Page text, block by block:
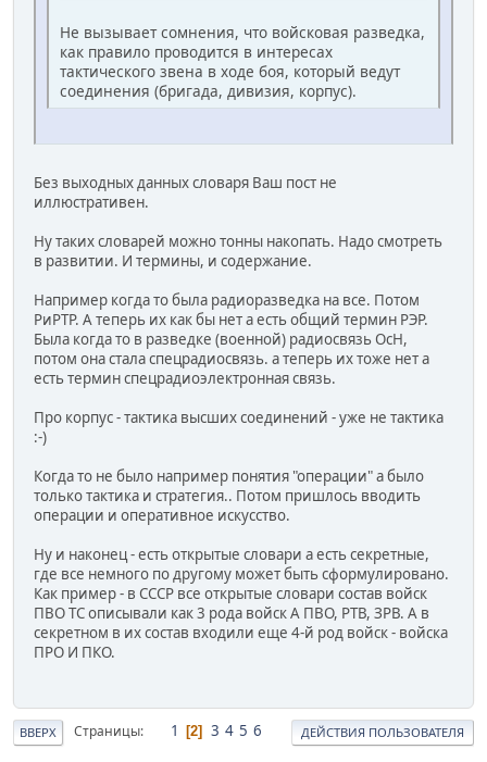
Не вызывает сомнения, что войсковая разведка,
как правило проводится в интересах
тактического звена в ходе боя, который ведут
соединения (бригада, дивизия, корпус).
Без выходных данных словаря Ваш пост не
иллюстративен.
Ну таких словарей можно тонны накопать. Надо смотреть
в развитии. И термины, и содержание.
Например когда то была радиоразведка на все. Потом
РиРТР. А теперь их как бы нет а есть общий термин РЭР.
Была когда то в разведке (военной) радиосвязь ОсН,
потом она стала спецрадиосвязь. а теперь их тоже нет а
есть термин спецрадиоэлектронная связь.
Про корпус - тактика высших соединений - уже не тактика
:-)
Когда то не было например понятия "операции" а было
только тактика и стратегия.. Потом пришлось вводить
операции и оперативное искусство.
Ну и наконец - есть открытые словари а есть секретные,
где все немного по другому может быть сформулировано.
Как пример - в СССР все открытые словари состав войск
ПВО ТС описывали как 3 рода войск А ПВО, РТВ, ЗРВ. А в
секретном в их состав входили еще 4-й род войск - войска
ПРО И ПКО.
ВВЕРХ Страницы 1 2 3 4 5 6 ДЕЙСТВИЯ ПОЛЬЗОВАТЕЛЯ